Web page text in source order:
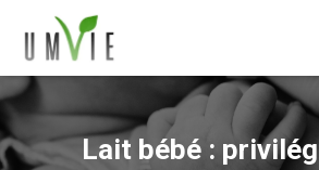
Lait bébé :